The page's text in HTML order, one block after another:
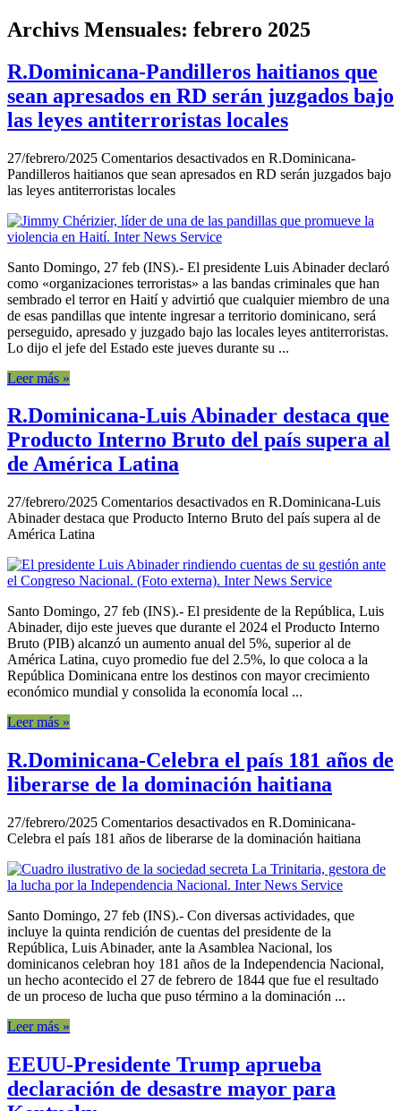
Archivs Mensuales: febrero 2025
R.Dominicana-Pandilleros haitianos que
sean apresados en RD serán juzgados bajo
las leyes antiterroristas locales
27/febrero/2025 Comentarios desactivados en R.Dominicana-
Pandilleros haitianos que sean apresados en RD serán juzgados bajo
las leyes antiterroristas locales
Santo Domingo, 27 feb (INS).- El presidente Luis Abinader declaró
como «organizaciones terroristas» a las bandas criminales que han
sembrado el terror en Haití y advirtió que cualquier miembro de una
de esas pandillas que intente ingresar a territorio dominicano, será
perseguido, apresado y juzgado bajo las locales leyes antiterroristas.
Lo dijo el jefe del Estado este jueves durante su ...
Leer más »
R.Dominicana-Luis Abinader destaca que
Producto Interno Bruto del país supera al
de América Latina
27/febrero/2025 Comentarios desactivados en R.Dominicana-Luis
Abinader destaca que Producto Interno Bruto del país supera al de
América Latina
Santo Domingo, 27 feb (INS).- El presidente de la República, Luis
Abinader, dijo este jueves que durante el 2024 el Producto Interno
Bruto (PIB) alcanzó un aumento anual del 5%, superior al de
América Latina, cuyo promedio fue del 2.5%, lo que coloca a la
República Dominicana entre los destinos con mayor crecimiento
económico mundial y consolida la economía local ...
Leer más »
R.Dominicana-Celebra el país 181 años de
liberarse de la dominación haitiana
27/febrero/2025 Comentarios desactivados en R.Dominicana-
Celebra el país 181 años de liberarse de la dominación haitiana
Santo Domingo, 27 feb (INS).- Con diversas actividades, que
incluye la quinta rendición de cuentas del presidente de la
República, Luis Abinader, ante la Asamblea Nacional, los
dominicanos celebran hoy 181 años de la Independencia Nacional,
un hecho acontecido el 27 de febrero de 1844 que fue el resultado
de un proceso de lucha que puso término a la dominación ...
Leer más »
EEUU-Presidente Trump aprueba
declaración de desastre mayor para